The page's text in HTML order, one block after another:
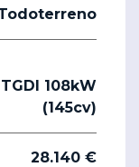
108kW
(145cv)
28.140 €